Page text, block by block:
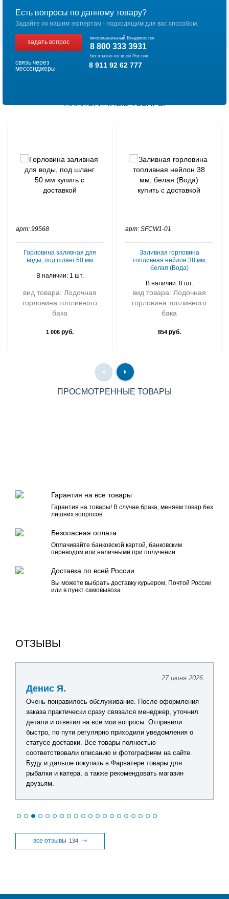
Есть вопросы по данному товару?
Задайте их нашим экспертам - подходящим для вас способом.
задать вопрос
многоканальный Владивосток
8 800 333 3931
бесплатно по всей России
связь через
мессенджеры
8 911 92 62 777
АНАЛОГИЧНЫЕ ТОВАРЫ
арт: 99568
Горловина заливная для
воды, под шланг 50 мм
В наличии: 1 шт.
вид товара: Лодочная
горловина топливного
бака
1 006 руб.
арт: SFCW1-01
Заливная горловина
топливная нейлон 38 мм,
белая (Вода)
В наличии: 8 шт.
вид товара: Лодочная
горловина топливного
бака
854руб.
ПРОСМОТРЕННЫЕ ТОВАРЫ
Гарантия на все товары
Гарантия на товары! В случае брака, меняем товар без
лишних вопросов.
Безопасная оплата
Оплачивайте банковской картой, банковским
переводом или наличными при получении
Доставка по всей России
Вы можете выбрать доставку курьером, Почтой России
или в пункт самовывоза
ОТЗЫВЫ
27 июня 2026
Денис Я.
Очень понравилось обслуживание. После оформления
заказа практически сразу связался менеджер, уточнил
детали и ответил на все мои вопросы. Отправили
быстро, по пути регулярно приходили уведомления о
статусе доставки. Все товары полностью
соответствовали описанию и фотографиям на сайте.
Буду и дальше покупать в Фарватере товары для
рыбалки и катера, а также рекомендовать магазин
друзьям.
все отзывы 134